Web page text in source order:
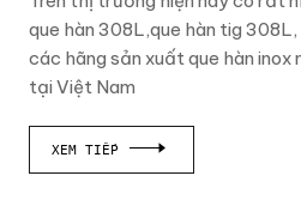
que hàn 308L,que hàn tig
các hãng sản xuất que hàn
tại Việt Nam
XEM TIẾP